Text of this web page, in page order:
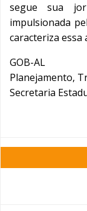
segue sua
impulsionada
caracteriza
GOB-AL
Planejamento,
Secretaria
Post